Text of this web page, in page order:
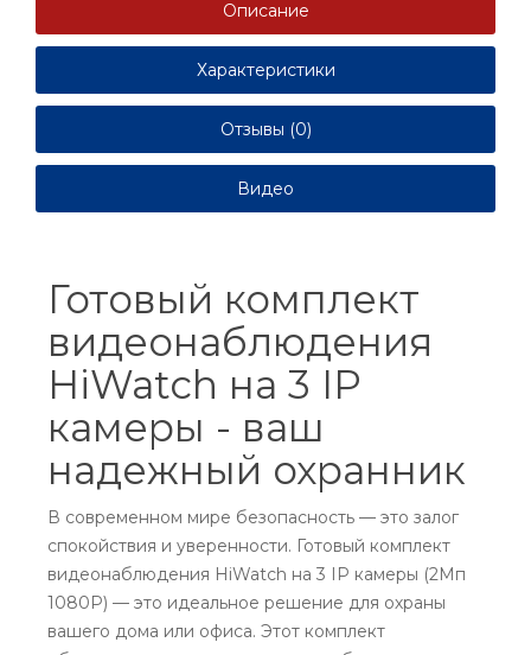
Описание
Характеристики
Отзывы (0)
Видео
Готовый комплект
видеонаблюдения
HiWatch на 3 IP
камеры - ваш
надежный охранник
В современном мире безопасность — это залог
спокойствия и уверенности. Готовый комплект
видеонаблюдения HiWatch на 3 IP камеры (2Мп
1080P) — это идеальное решение для охраны
вашего дома или офиса. Этот комплект